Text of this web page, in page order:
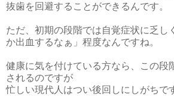
抜歯を回避することができるんです。
ただ、初期の段階では自覚症状に乏し
か出血するなぁ」程度なんですね。
健康に気を付けている方なら、この段
されるのですが
忙しい現代人はつい後回しにしがちで